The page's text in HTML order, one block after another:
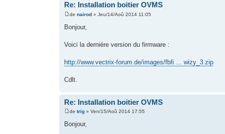
Re: Installation boitier OVMS
de nairod » Jeu/14/Aoû 2014 11:05
Bonjour,
Voici la derniére version du firmware :
http://www.vectrix-forum.de/images/fbfi ... wizy_3.zip
Cdlt.
Re: Installation boitier OVMS
de trig » Ven/15/Aoû 2014 17:55
Bonjour,